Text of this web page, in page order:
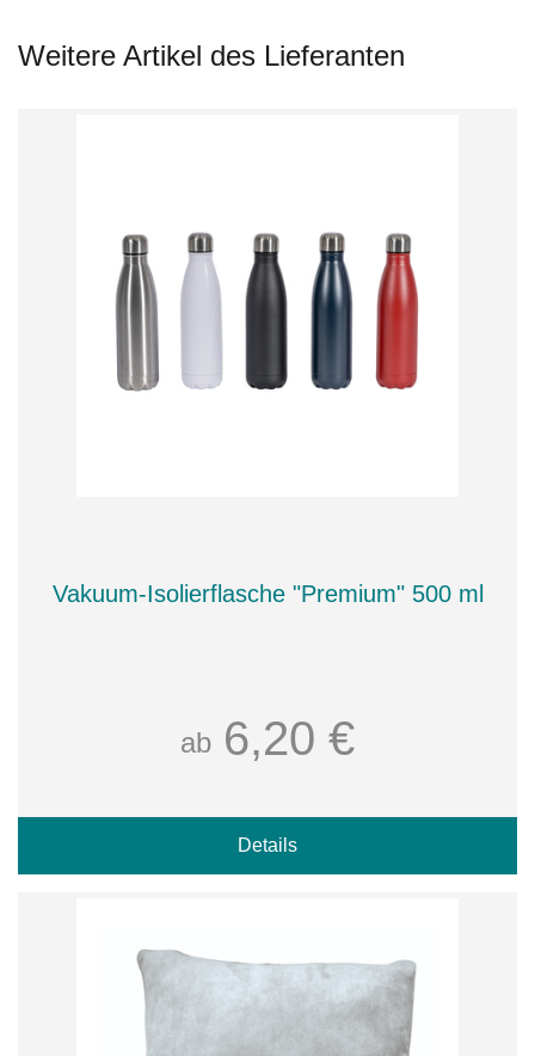
Weitere Artikel des Lieferanten
Vakuum-Isolierflasche "Premium" 500 ml
ab 6,20 €
Details